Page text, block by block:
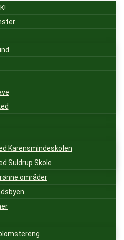
Karensmindeskolen
Suldrup Skole
områder